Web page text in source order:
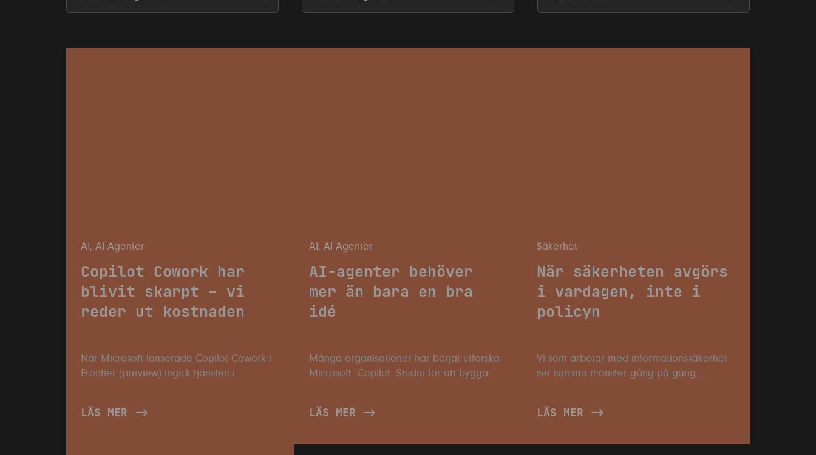
Copilot Cowork har
blivit skarpt – vi
reder ut kostnaden
AI ,AI Agenter
När Microsoft lanserade Copilot Cowork i
Frontier (preview) ingick tjänsten i
tillgänglighet (GA), vilket innebär en stor
LÄS MER
AI-agenter behöver
mer än bara en bra
idé
AI , AI Agenter
Många organisationer har börjat utforska
Microsoft Copilot Studio för att bygga
skapa agenter som hjälper medarbetare
automa...
LÄS MER
När säkerheten avgörs
i vardagen, inte i
policyn
Säkerhet
Vi som arbetar med informationssäkerhet
ser samma mönster gång på gång:
beslutad. Men någonstans mellan
händer något. Det är där, i mella...
LÄS MER